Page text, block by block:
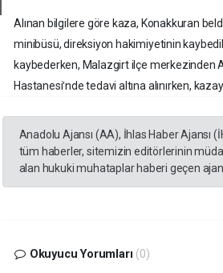
Alınan bilgilere göre kaza, Konakkuran
minibüsü, direksiyon hakimiyetinin
kaybederken, Malazgirt ilçe merkezinden
Hastanesiʹnde tedavi altına alınırken,
Anadolu Ajansı (AA), İhlas Haber Ajansı
tüm haberler, sitemizin editörlerinin
alan hukuki muhataplar haberi geçen
Okuyucu Yorumları (0)